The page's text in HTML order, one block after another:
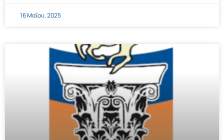
16 Μαΐου, 2025